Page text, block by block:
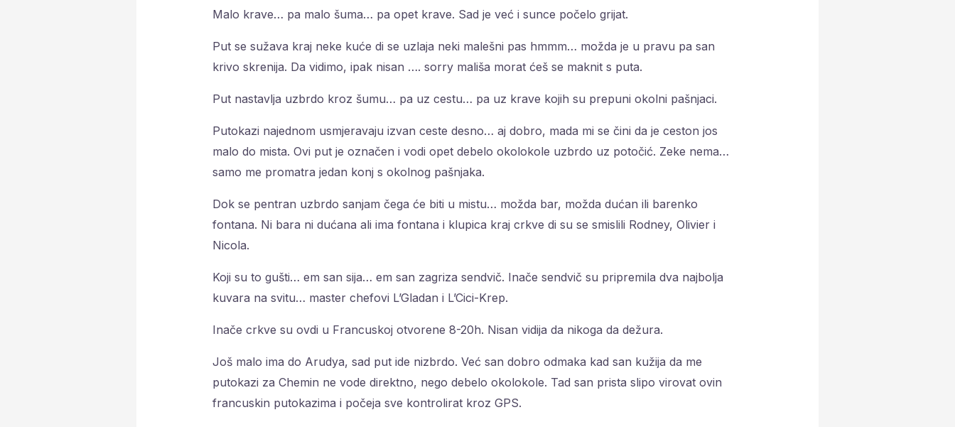
Malo krave… pa malo šuma… pa opet krave. Sad je već i sunce počelo grijat.
Put se sužava kraj neke kuće di se uzlaja neki malešni pas hmmm… možda je u pravu pa san
krivo skrenija. Da vidimo, ipak nisan …. sorry mališa morat ćeš se maknit s puta.
Put nastavlja uzbrdo kroz šumu… pa uz cestu… pa uz krave kojih su prepuni okolni pašnjaci.
Putokazi najednom usmjeravaju izvan ceste desno… aj dobro, mada mi se čini da je ceston jos
malo do mista. Ovi put je označen i vodi opet debelo okolokole uzbrdo uz potočić. Zeke nema…
samo me promatra jedan konj s okolnog pašnjaka.
Dok se pentran uzbrdo sanjam čega će biti u mistu… možda bar, možda dućan ili barenko
fontana. Ni bara ni dućana ali ima fontana i klupica kraj crkve di su se smislili Rodney, Olivier i
Nicola.
Koji su to gušti… em san sija… em san zagriza sendvič. Inače sendvič su pripremila dva najbolja
kuvara na svitu… master chefovi L’Gladan i L’Cici-Krep.
Inače crkve su ovdi u Francuskoj otvorene 8-20h. Nisan vidija da nikoga da dežura.
Još malo ima do Arudya, sad put ide nizbrdo. Već san dobro odmaka kad san kužija da me
putokazi za Chemin ne vode direktno, nego debelo okolokole. Tad san prista slipo virovat ovin
francuskin putokazima i počeja sve kontrolirat kroz GPS.